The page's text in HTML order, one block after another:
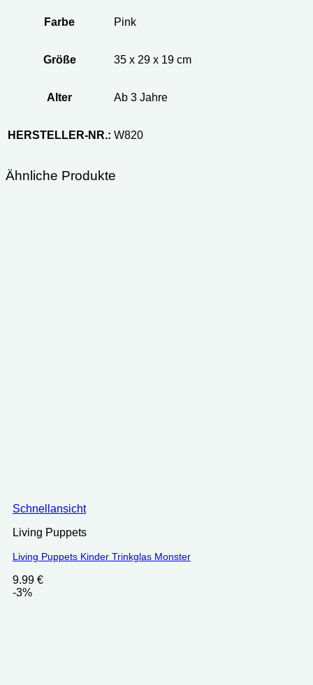
Farbe Pink
Größe ‎35 x 29 x 19 cm
Alter Ab 3 Jahre
HERSTELLER-NR.: W820
Ähnliche Produkte
Schnellansicht
Living Puppets
Living Puppets Kinder Trinkglas Monster
9.99 €
-3%